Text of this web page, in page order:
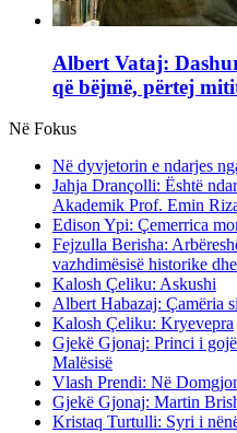
Albert Vataj:
që bëjmë, përtej
Në Fokus
Në dyvjetorin e ndarjes
Jahja Drançolli: Është
Akademik Prof. Emin
Edison Ypi: Çemerrica
Fejzulla Berisha:
vazhdimësisë historike
Kalosh Çeliku: Askushi
Albert Habazaj: Çamëria
Kalosh Çeliku: Kryevepra
Gjekë Gjonaj: Princi i
Malësisë
Vlash Prendi: Në
Gjekë Gjonaj: Martin
Kristaq Turtulli: Syri i